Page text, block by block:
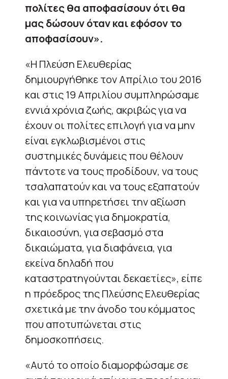
πολίτες θα αποφασίσουν ότι θα
μας δώσουν όταν και εφόσον το
αποφασίσουν».
«Η Πλεύση Ελευθερίας
δημιουργήθηκε τον Απρίλιο του 2016
και στις 19 Απριλίου συμπληρώσαμε
εννιά χρόνια ζωής, ακριβώς για να
έχουν οι πολίτες επιλογή για να μην
είναι εγκλωβισμένοι στις
συστημικές δυνάμεις που θέλουν
πάντοτε να τους προδίδουν, να τους
τσαλαπατούν και να τους εξαπατούν
και για να υπηρετήσει την αξίωση
της κοινωνίας για δημοκρατία,
δικαιοσύνη, για σεβασμό στα
δικαιώματα, για διαφάνεια, για
εκείνα δηλαδή που
καταστρατηγούνται δεκαετίες», είπε
η πρόεδρος της Πλεύσης Ελευθερίας
σχετικά με την άνοδο του κόμματος
που αποτυπώνεται στις
δημοσκοπήσεις.
«Αυτό το οποίο διαμορφώσαμε σε